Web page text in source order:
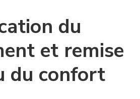
du
et remise
du confort